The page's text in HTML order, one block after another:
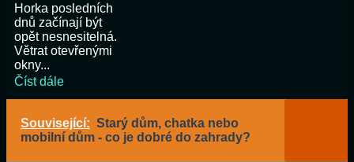
Horka posledních
dnů začínají být
opět nesnesitelná.
Větrat otevřenými
okny...
Číst dále
Související: Starý dům, chatka nebo
mobilní dům - co je dobré do zahrady?